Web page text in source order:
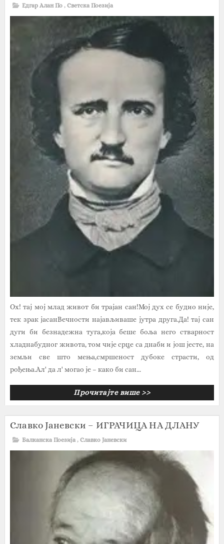
Едгар Алан По , Светска Поезија
Ох! тај мој млад живот би трајан сан!Мој дух се будио није,
тек зрак јасанВечности најављиваше јутра друга.Да! тај сан
дуги би безнадежна туга,која беше боља него стварност
хладнабудног живота, том чије срце са днаби и још јесте, на
земљи све што мења,смршеност дубоке страсти, од
рођења.Ал' да л' могао је – како би сан...
Прочитајте више >>
Славко Јаневски – ИГРАЧИЦА НА ДЛАНУ
Балканска Поезија , Славко Јаневски